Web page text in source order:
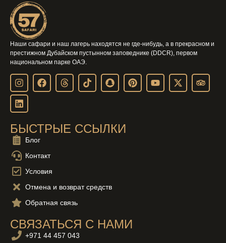
Наши сафари и наш лагерь находятся не где-нибудь, а в прекрасном и
престижном Дубайском пустынном заповеднике (DDCR), первом
национальном парке ОАЭ.
БЫСТРЫЕ ССЫЛКИ
Блог
Контакт
Условия
Отмена и возврат средств
Обратная связь
СВЯЗАТЬСЯ С НАМИ
+971 44 457 043